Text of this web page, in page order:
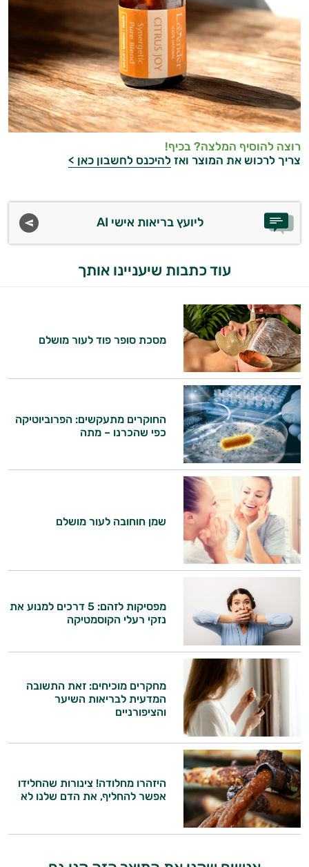
רוצה להוסיף המלצה? בכיף!
צריך לרכוש את המוצר ואז להיכנס לחשבון כאן >
ליועץ בריאות אישי AI
עוד כתבות שיעניינו אותך
מסכת סופר פוד לעור מושלם
החוקרים מתעקשים: הפרוביוטיקה
כפי שהכרנו – מתה
שמן חוחובה לעור מושלם
מפסיקות לזהם: 5 דרכים למנוע את
נזקי רעלי הקוסמטיקה
מחקרים מוכיחים: זאת התשובה
המדעית לבריאות השיער
והציפורניים
היזהרו מחלודה! צינורות שהחלידו
אפשר להחליף, את הדם שלנו לא
היי,
אני יועץ הבריאות האישי AI של טבע בריא.
התשובות שלי מבוססות על מאגרי מידע קליניים
וספרות מקצועית בתחומי הרפואה הטבעית